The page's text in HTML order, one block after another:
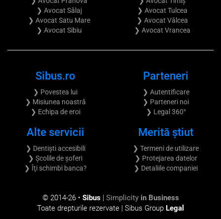
❯ Avocat Sălaj
❯ Avocat Satu Mare
❯ Avocat Sibiu
❯ Avocat Tulcea
❯ Avocat Vâlcea
❯ Avocat Vrancea
Sibus.ro
❯ Povestea lui
❯ Misiunea noastră
❯ Echipa de eroi
Parteneri
❯ Autentificare
❯ Parteneri noi
❯ Legal 360°
Alte servicii
❯ Dentiști accesibili
❯ Școlile de șoferi
❯ Îţi schimbi banca?
Merită știut
❯ Termeni de utilizare
❯ Protejarea datelor
❯ Detaliile companiei
© 2014-26 • Sibus| Simplicity in Business
Toate drepturile rezervate | Sibus Group Legal